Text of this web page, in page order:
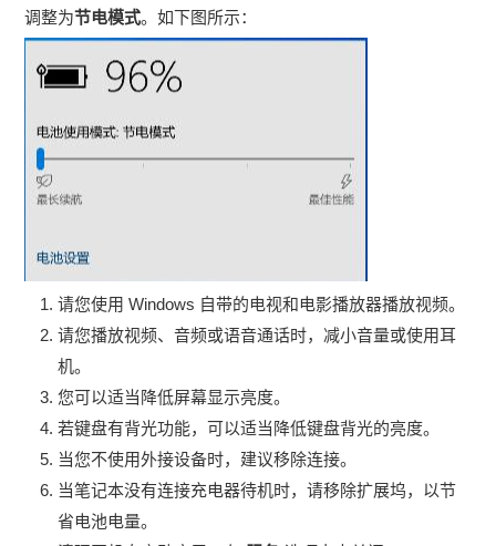
调整为节电模式。如下图所示：
请您使用 Windows 自带的电视和电影播放器播放视频。
请您播放视频、音频或语音通话时，减小音量或使用耳
机。
您可以适当降低屏幕显示亮度。
若键盘有背光功能，可以适当降低键盘背光的亮度。
当您不使用外接设备时，建议移除连接。
当笔记本没有连接充电器待机时，请移除扩展坞，以节
省电池电量。